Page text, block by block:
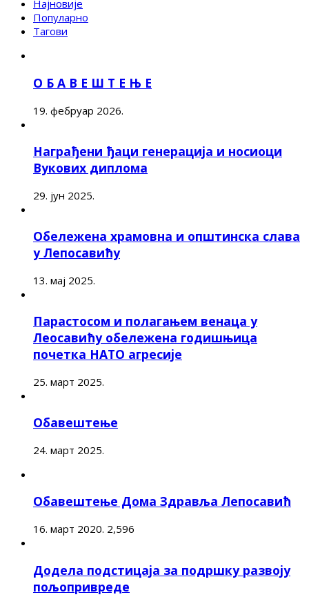
Најновије
Популарно
Тагови
О Б А В Е Ш Т Е Њ Е
19. фебруар 2026.
Награђени ђаци генерација и носиоци
Вукових диплома
29. јун 2025.
Обележена храмовна и општинска слава
у Лепосавићу
13. мај 2025.
Парастосом и полагањем венаца у
Леосавићу обележена годишњица
почетка НАТО агресије
25. март 2025.
Обавештење
24. март 2025.
Обавештење Дома Здравља Лепосавић
16. март 2020. 2,596
Додела подстицаја за подршку развоју
пољопривреде